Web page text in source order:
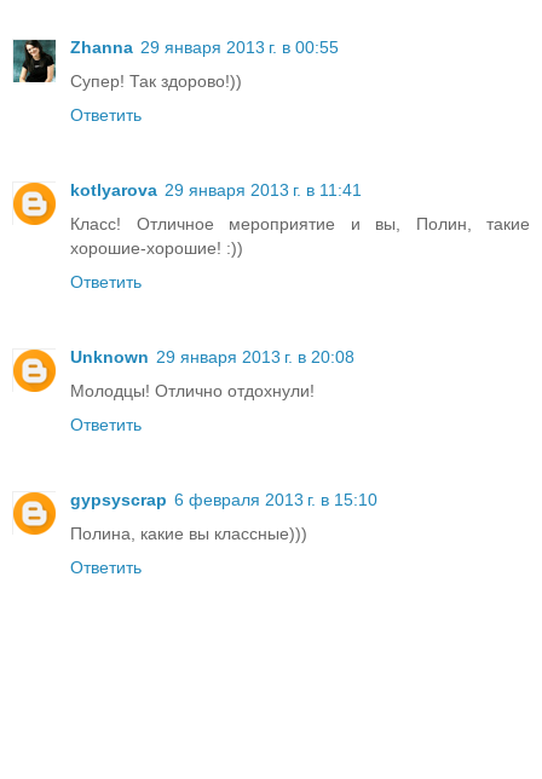
Zhanna 29 января 2013 г. в 00:55
Супер! Так здорово!))
Ответить
kotlyarova 29 января 2013 г. в 11:41
Класс! Отличное мероприятие и вы, Полин, такие
хорошие-хорошие! :))
Ответить
Unknown 29 января 2013 г. в 20:08
Молодцы! Отлично отдохнули!
Ответить
gypsyscrap 6 февраля 2013 г. в 15:10
Полина, какие вы классные)))
Ответить